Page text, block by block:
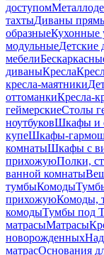
доступом
тахтыДиваны
образныеКухонные
модульныеДетские
мебели
диваныКресла
кресла-маятники
оттоманкиКресла-
геймерскиеСтолы
ноутбуковШкафы и
купеШкафы-
комнатыШкафы с
прихожуюПолки,
ванной комнаты
тумбыКомоды
прихожуюКомоды,
комодыТумбы под
матрасыМатрасы
новорожденных
матрасОснования